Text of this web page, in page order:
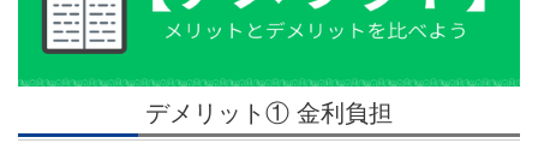
デメリット① 金利負担